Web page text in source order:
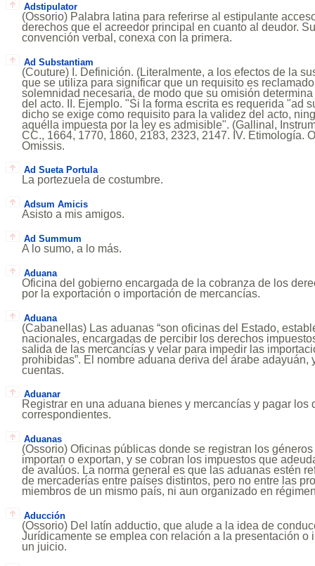
Adstipulator
(Ossorio) Palabra latina para referirse al estipulante
derechos que el acreedor principal en cuanto al deudor.
convención verbal, conexa con la primera.
Ad Substantiam
(Couture) I. Definición. (Literalmente, a los efectos de la
que se utiliza para significar que un requisito es
solemnidad necesaria, de modo que su omisión
del acto. II. Ejemplo. "Si la forma escrita es requerida "ad
dicho se exige como requisito para la validez del acto,
aquélla impuesta por la ley es admisible". (Gallinal,
CC., 1664, 1770, 1860, 2183, 2323, 2147. IV. Etimología.
Omissis.
Ad Sueta Portula
La portezuela de costumbre.
Adsum Amicis
Asisto a mis amigos.
Ad Summum
A lo sumo, a lo más.
Aduana
Oficina del gobierno encargada de la cobranza de los
por la exportación o importación de mercancías.
Aduana
(Cabanellas) Las aduanas “son oficinas del Estado,
nacionales, encargadas de percibir los derechos
salida de las mercancías y velar para impedir las
prohibidas”. El nombre aduana deriva del árabe adayuán,
cuentas.
Aduanar
Registrar en una aduana bienes y mercancías y pagar los
correspondientes.
Aduanas
(Ossorio) Oficinas públicas donde se registran los
importan o exportan, y se cobran los impuestos que
de avalúos. La norma general es que las aduanas estén
de mercaderías entre países distintos, pero no entre las
miembros de un mismo país, ni aun organizado en
Aducción
(Ossorio) Del latín adductio, que alude a la idea de
Jurídicamente se emplea con relación a la presentación o
un juicio.